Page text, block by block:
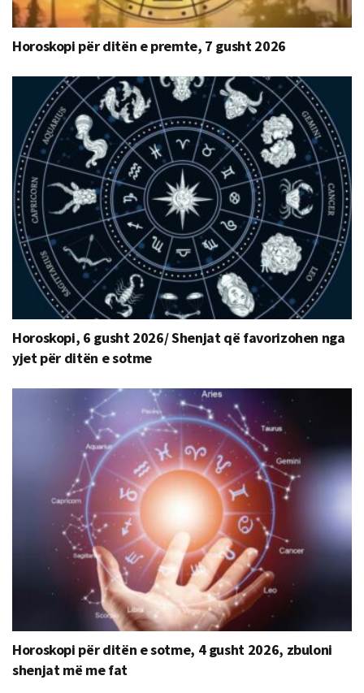
Horoskopi për ditën e premte, 7 gusht 2026
Horoskopi, 6 gusht 2026/ Shenjat që favorizohen nga
yjet për ditën e sotme
Horoskopi për ditën e sotme, 4 gusht 2026, zbuloni
shenjat më me fat